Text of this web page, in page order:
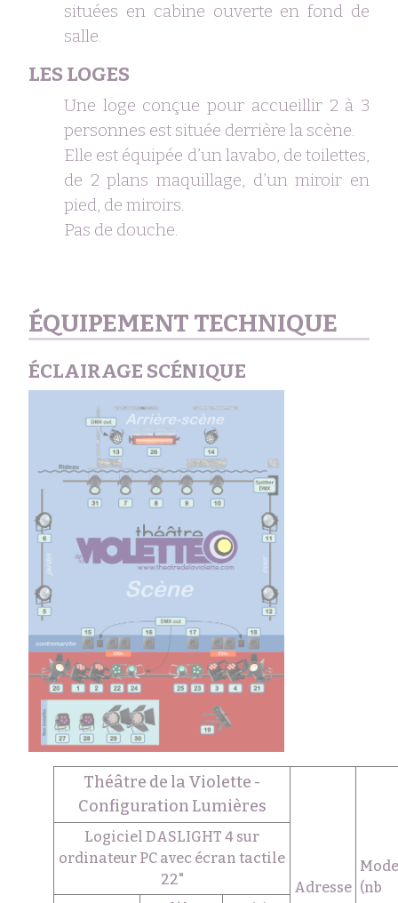
situées en cabine ouverte en fond de
salle.
LES LOGES
Une loge conçue pour accueillir 2 à 3
personnes est située derrière la scène.
Elle est équipée d’un lavabo, de toilettes,
de 2 plans maquillage, d’un miroir en
pied, de miroirs.
Pas de douche.
ÉQUIPEMENT TECHNIQUE
ÉCLAIRAGE SCÉNIQUE
Théâtre de la Violette -
Configuration Lumières
Adresse
Mode
(nb
Logiciel DASLIGHT 4 sur
ordinateur PC avec écran tactile
22"